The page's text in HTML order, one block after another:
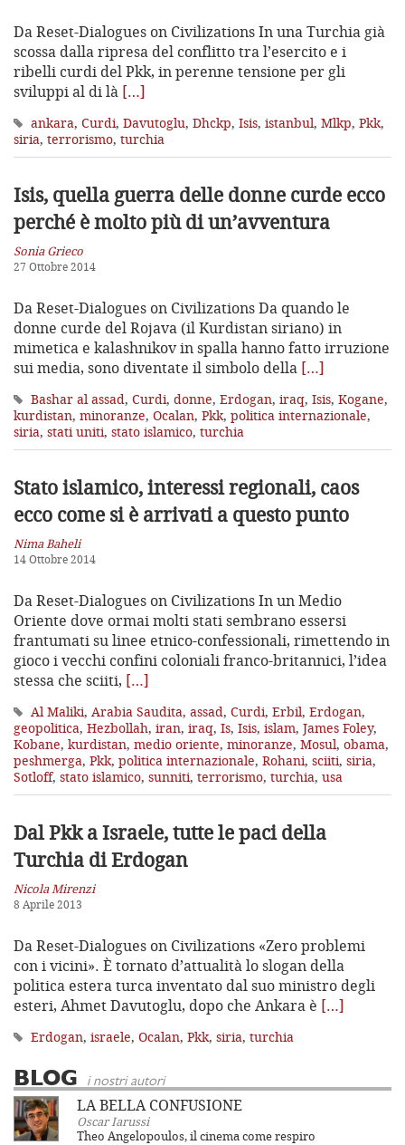
Da Reset-Dialogues on Civilizations In una Turchia già
scossa dalla ripresa del conflitto tra l’esercito e i
ribelli curdi del Pkk, in perenne tensione per gli
sviluppi al di là […]
ankara, Curdi, Davutoglu, Dhckp, Isis, istanbul, Mlkp, Pkk,
siria, terrorismo, turchia
Isis, quella guerra delle donne curde ecco
perché è molto più di un’avventura
Sonia Grieco
27 Ottobre 2014
Da Reset-Dialogues on Civilizations Da quando le
donne curde del Rojava (il Kurdistan siriano) in
mimetica e kalashnikov in spalla hanno fatto irruzione
sui media, sono diventate il simbolo della […]
Bashar al assad, Curdi, donne, Erdogan, iraq, Isis, Kogane,
kurdistan, minoranze, Ocalan, Pkk, politica internazionale,
siria, stati uniti, stato islamico, turchia
Stato islamico, interessi regionali, caos
ecco come si è arrivati a questo punto
Nima Baheli
14 Ottobre 2014
Da Reset-Dialogues on Civilizations In un Medio
Oriente dove ormai molti stati sembrano essersi
frantumati su linee etnico-confessionali, rimettendo in
gioco i vecchi confini coloniali franco-britannici, l’idea
stessa che sciiti, […]
Al Maliki, Arabia Saudita, assad, Curdi, Erbil, Erdogan,
geopolitica, Hezbollah, iran, iraq, Is, Isis, islam, James Foley,
Kobane, kurdistan, medio oriente, minoranze, Mosul, obama,
peshmerga, Pkk, politica internazionale, Rohani, sciiti, siria,
Sotloff, stato islamico, sunniti, terrorismo, turchia, usa
Dal Pkk a Israele, tutte le paci della
Turchia di Erdogan
Nicola Mirenzi
8 Aprile 2013
Da Reset-Dialogues on Civilizations «Zero problemi
con i vicini». È tornato d’attualità lo slogan della
politica estera turca inventato dal suo ministro degli
esteri, Ahmet Davutoglu, dopo che Ankara è […]
Erdogan, israele, Ocalan, Pkk, siria, turchia
BLOG i nostri autori
LA BELLA CONFUSIONE
Oscar Iarussi
Theo Angelopoulos, il cinema come respiro